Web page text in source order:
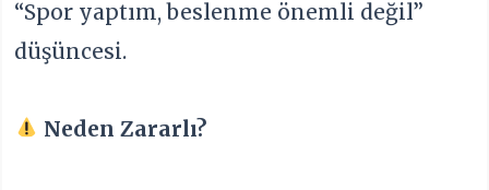
“Spor yaptım, beslenme önemli değil”
düşüncesi.
Neden Zararlı?